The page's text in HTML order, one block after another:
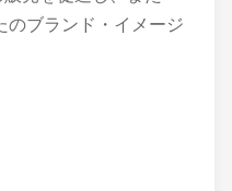
のブランド・イメージ